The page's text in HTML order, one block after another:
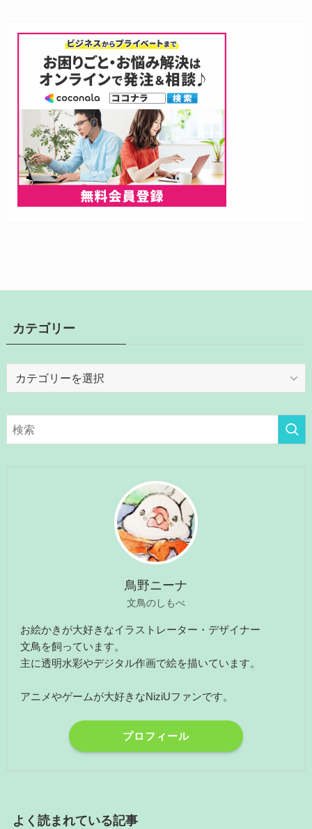
カテゴリー
リ
ー
鳥野ニーナ
文鳥のしもべ
お絵かきが大好きなイラストレーター・デザイナー
文鳥を飼っています。
主に透明水彩やデジタル作画で絵を描いています。
アニメやゲームが大好きなNiziUファンです。
プロフィール
よく読まれている記事